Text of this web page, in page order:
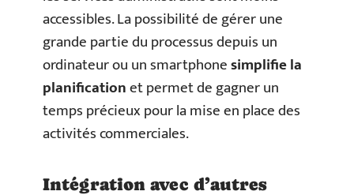
accessibles. La possibilité de gérer une
grande partie du processus depuis un
ordinateur ou un smartphonesimplifie la
planificationet permet de gagner un
temps précieux pour la mise en place des
activités commerciales.
Intégration avec d’autres